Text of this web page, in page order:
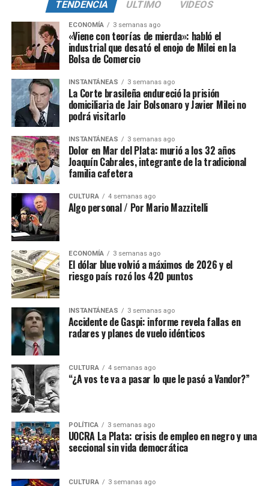
TENDENCIA ULTIMO VIDEOS
ECONOMÍA 3 semanas ago
«Viene con teorías de mierda»: habló el
industrial que desató el enojo de Milei en la
Bolsa de Comercio
INSTANTÁNEAS 3 semanas ago
La Corte brasileña endureció la prisión
domiciliaria de Jair Bolsonaro y Javier Milei no
podrá visitarlo
INSTANTÁNEAS 3 semanas ago
Dolor en Mar del Plata: murió a los 32 años
Joaquín Cabrales, integrante de la tradicional
familia cafetera
CULTURA 4 semanas ago
Algo personal / Por Mario Mazzitelli
ECONOMÍA 3 semanas ago
El dólar blue volvió a máximos de 2026 y el
riesgo país rozó los 420 puntos
INSTANTÁNEAS 3 semanas ago
Accidente de Gaspi: informe revela fallas en
radares y planes de vuelo idénticos
CULTURA 4 semanas ago
“¿A vos te va a pasar lo que le pasó a Vandor?”
POLÍTICA 3 semanas ago
UOCRA La Plata: crisis de empleo en negro y una
seccional sin vida democrática
CULTURA 3 semanas ago